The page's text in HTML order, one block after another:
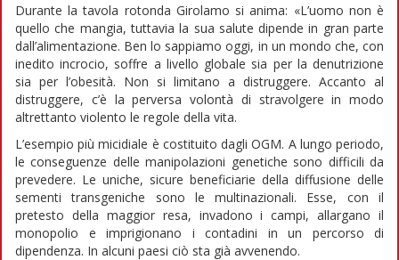
Durante la tavola rotonda Girolamo si anima: «L’uomo non è
quello che mangia, tuttavia la sua salute dipende in gran parte
dall’alimentazione. Ben lo sappiamo oggi, in un mondo che, con
inedito incrocio, soffre a livello globale sia per la denutrizione
sia per l’obesità. Non si limitano a distruggere. Accanto al
distruggere, c’è la perversa volontà di stravolgere in modo
altrettanto violento le regole della vita.
L’esempio più micidiale è costituito dagli OGM. A lungo periodo,
le conseguenze delle manipolazioni genetiche sono difficili da
prevedere. Le uniche, sicure beneficiarie della diffusione delle
sementi transgeniche sono le multinazionali. Esse, con il
pretesto della maggior resa, invadono i campi, allargano il
monopolio e imprigionano i contadini in un percorso di
dipendenza. In alcuni paesi ciò sta già avvenendo.